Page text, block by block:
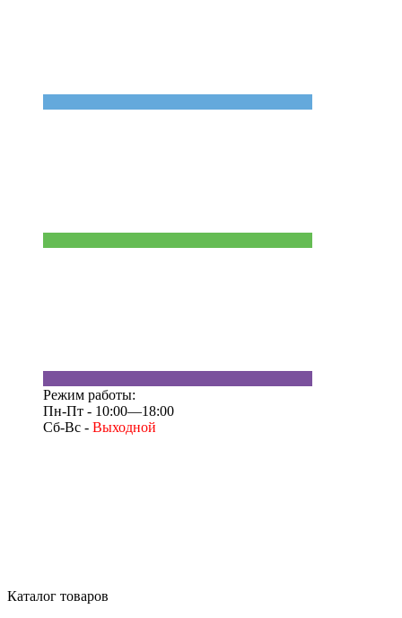
Режим работы:
Пн-Пт - 10:00—18:00
Сб-Вс - Выходной
Каталог товаров